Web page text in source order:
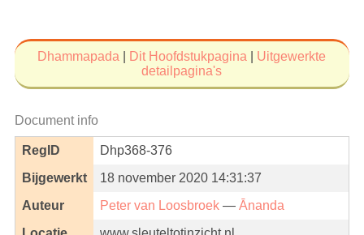
Dhammapada Dit Hoofdstukpagina
Uitgewerkte
detailpagina's
Document info
RegID
Dhp368-376
Bijgewerkt
18 november 2020 14:31:37
Auteur
Peter van Loosbroek— Ānanda